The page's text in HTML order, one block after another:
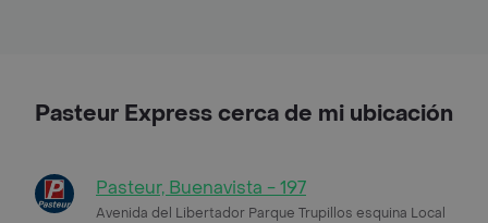
Pasteur Express cerca de mi ubicación
Pasteur, Buenavista - 197
Avenida del Libertador Parque Trupillos esquina Local